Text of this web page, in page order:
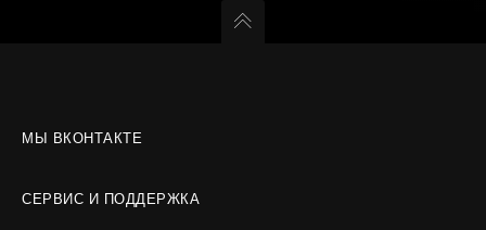
МЫ ВКОНТАКТЕ
СЕРВИС И ПОДДЕРЖКА